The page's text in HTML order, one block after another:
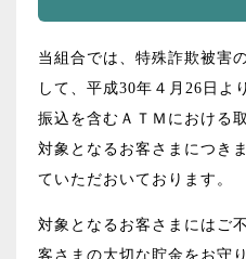
当組合では、特殊詐欺被害
して、平成30年４月26日よ
振込を含むＡＴＭにおける
対象となるお客さまにつき
ていただおいております。
対象となるお客さまにはご
客さまの大切な貯金をお守